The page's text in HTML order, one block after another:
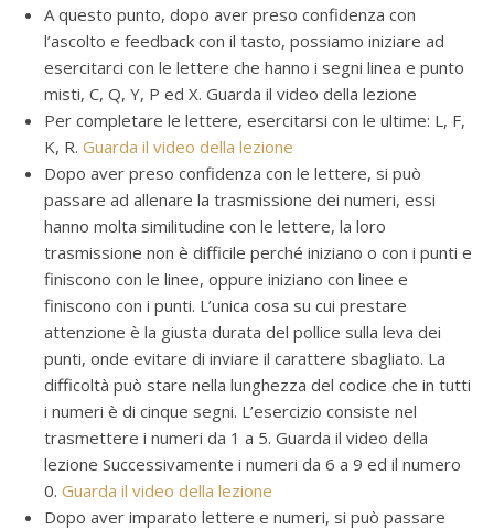
A questo punto, dopo aver preso confidenza con
l’ascolto e feedback con il tasto, possiamo iniziare ad
esercitarci con le lettere che hanno i segni linea e punto
misti, C, Q, Y, P ed X. Guarda il video della lezione
Per completare le lettere, esercitarsi con le ultime: L, F,
K, R. Guarda il video della lezione
Dopo aver preso confidenza con le lettere, si può
passare ad allenare la trasmissione dei numeri, essi
hanno molta similitudine con le lettere, la loro
trasmissione non è difficile perché iniziano o con i punti e
finiscono con le linee, oppure iniziano con linee e
finiscono con i punti. L’unica cosa su cui prestare
attenzione è la giusta durata del pollice sulla leva dei
punti, onde evitare di inviare il carattere sbagliato. La
difficoltà può stare nella lunghezza del codice che in tutti
i numeri è di cinque segni. L’esercizio consiste nel
trasmettere i numeri da 1 a 5. Guarda il video della
lezione Successivamente i numeri da 6 a 9 ed il numero
0. Guarda il video della lezione
Dopo aver imparato lettere e numeri, si può passare